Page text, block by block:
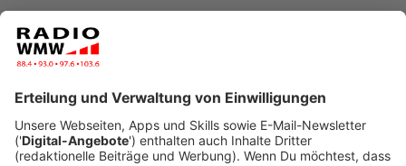
Polizei fahndet auf Hochtouren
Anzeige
Nach ersten Erkenntnissen der Polizei soll es sich um
den Ex-Partner der Frau handeln. Er hat demnach die
47-Jährige auf der Industriestraße angegriffen und mit